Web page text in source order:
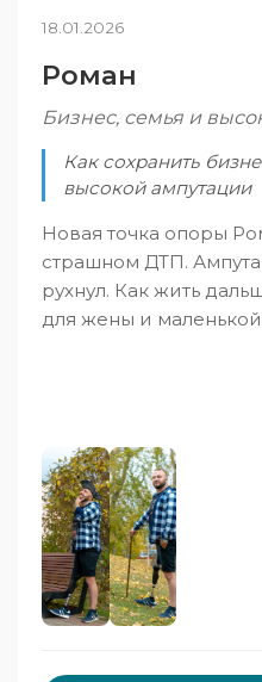
18.01.2026
Роман
Бизнес, семья и
Как сохранить
высокой ампутации
Новая точка опоры
страшном ДТП.
рухнул. Как жить
для жены и маленькой